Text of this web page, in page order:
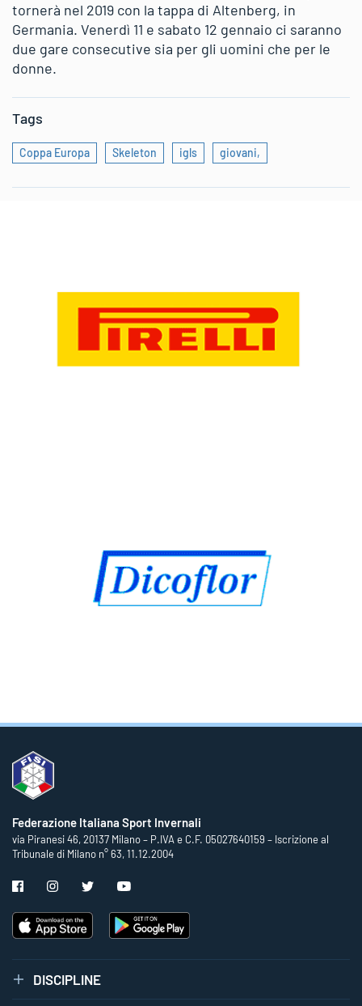
tornerà nel 2019 con la tappa di Altenberg, in
Germania. Venerdì 11 e sabato 12 gennaio ci saranno
due gare consecutive sia per gli uomini che per le
donne.
Tags
Coppa Europa Skeleton igls giovani,
Federazione Italiana Sport Invernali
via Piranesi 46, 20137 Milano – P.IVA e C.F. 05027640159 – Iscrizione al
Tribunale di Milano n° 63, 11.12.2004
DISCIPLINE